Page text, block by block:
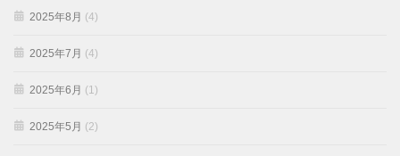
2025年8月 (4)
2025年7月 (4)
2025年6月 (1)
2025年5月 (2)